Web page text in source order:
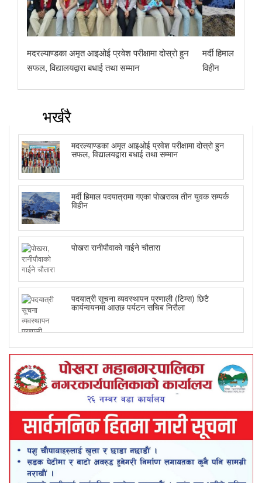
मदरल्याण्डका अमृत आइओई प्रवेश परीक्षामा दोस्रो हुन
सफल, विद्यालयद्वारा बधाई तथा सम्मान
मर्दी हिमाल
विहीन
भर्खरै
मदरल्याण्डका अमृत आइओई प्रवेश परीक्षामा दोस्रो हुन
सफल, विद्यालयद्वारा बधाई तथा सम्मान
मर्दी हिमाल पदयात्रामा गएका पोखराका तीन युवक सम्पर्क
विहीन
पोखरा रानीपौवाको गाईने चौतारा
पदयात्री सूचना व्यवस्थापन प्रणाली (टिम्स) छिटै
कार्यन्वयनमा आउछ पर्यटन सचिब निरौला